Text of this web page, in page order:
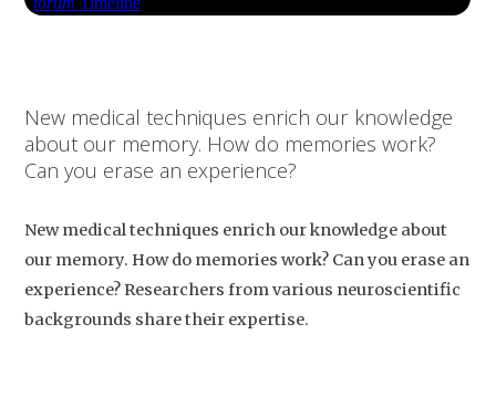
New medical techniques enrich our knowledge
about our memory. How do memories work?
Can you erase an experience?
New medical techniques enrich our knowledge about
our memory. How do memories work? Can you erase an
experience? Researchers from various neuroscientific
backgrounds share their expertise.